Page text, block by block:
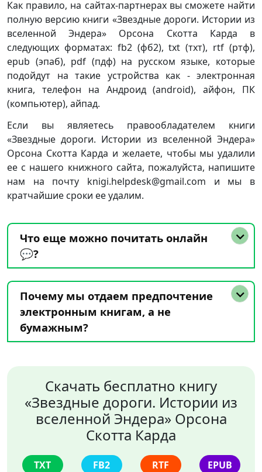
Как правило, на сайтах-партнерах вы сможете найти
полную версию книги «Звездные дороги. Истории из
вселенной Эндера» Орсона Скотта Карда в
следующих форматах: fb2 (фб2), txt (тхт), rtf (ртф),
epub (эпаб), pdf (пдф) на русском языке, которые
подойдут на такие устройства как - электронная
книга, телефон на Андроид (android), айфон, ПК
(компьютер), айпад.
Если вы являетесь правообладателем книги
«Звездные дороги. Истории из вселенной Эндера»
Орсона Скотта Карда и желаете, чтобы мы удалили
ее с нашего книжного сайта, пожалуйста, напишите
нам на почту knigi.helpdesk@gmail.com и мы в
кратчайшие сроки ее удалим.
Что еще можно почитать онлайн
💬?
Почему мы отдаем предпочтение
электронным книгам, а не
бумажным?
Скачать бесплатно книгу
«Звездные дороги. Истории из
вселенной Эндера» Орсона
Скотта Карда
TXT FB2 RTF EPUB